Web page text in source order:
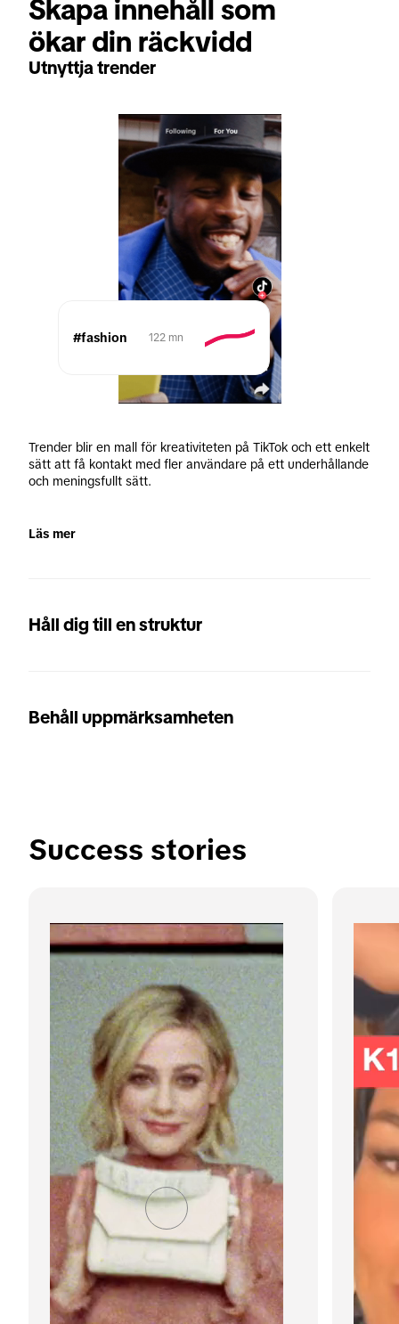
Skapa innehåll som
ökar din räckvidd
Utnyttja trender
#fashion 122 mn
Trender blir en mall för kreativiteten på TikTok och ett enkelt
sätt att få kontakt med fler användare på ett underhållande
och meningsfullt sätt.
Läs mer
Håll dig till en struktur
Behåll uppmärksamheten
Success stories